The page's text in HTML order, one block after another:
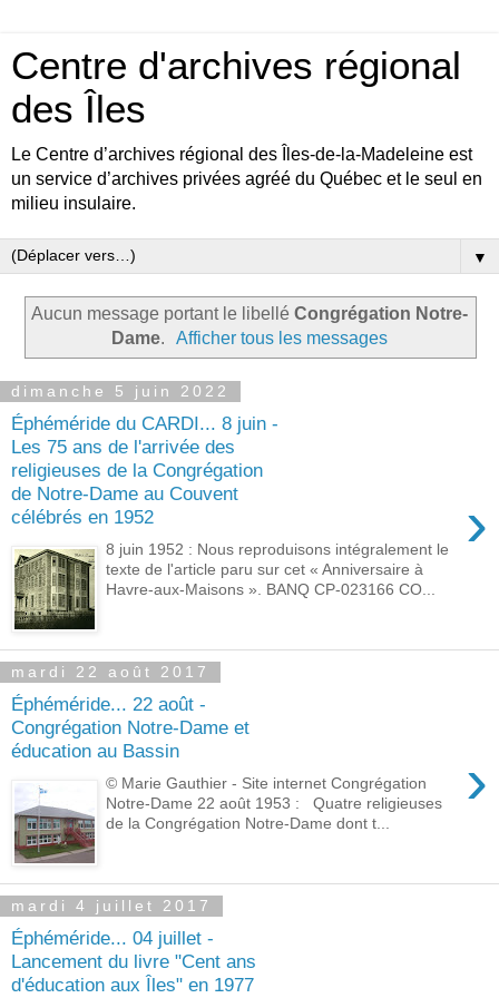
Centre d'archives régional
des Îles
Le Centre d’archives régional des Îles-de-la-Madeleine est
un service d’archives privées agréé du Québec et le seul en
milieu insulaire.
▼
Aucun message portant le libellé Congrégation Notre-
Dame. Afficher tous les messages
dimanche 5 juin 2022
Éphéméride du CARDI... 8 juin -
Les 75 ans de l'arrivée des
religieuses de la Congrégation
de Notre-Dame au Couvent
célébrés en 1952
›
8 juin 1952 : Nous reproduisons intégralement le
texte de l'article paru sur cet « Anniversaire à
Havre-aux-Maisons ». BANQ CP-023166 CO...
mardi 22 août 2017
Éphéméride... 22 août -
Congrégation Notre-Dame et
éducation au Bassin
›
© Marie Gauthier - Site internet Congrégation
Notre-Dame 22 août 1953 : Quatre religieuses
de la Congrégation Notre-Dame dont t...
mardi 4 juillet 2017
Éphéméride... 04 juillet -
Lancement du livre "Cent ans
d'éducation aux Îles" en 1977